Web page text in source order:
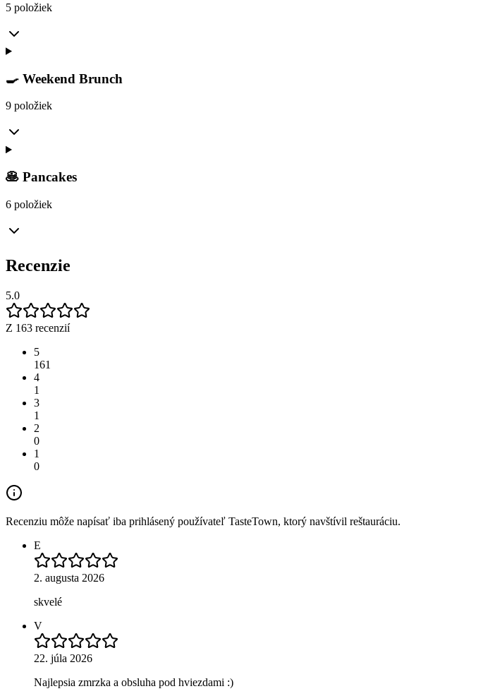
5 položiek
🍳 Weekend Brunch
9 položiek
🥞 Pancakes
6 položiek
Recenzie
5.0
Z 163 recenzií
5
161
4
1
3
1
2
0
1
0
Recenziu môže napísať iba prihlásený používateľ TasteTown, ktorý navštívil reštauráciu.
E
2. augusta 2026
skvelé
V
22. júla 2026
Najlepsia zmrzka a obsluha pod hviezdami :)